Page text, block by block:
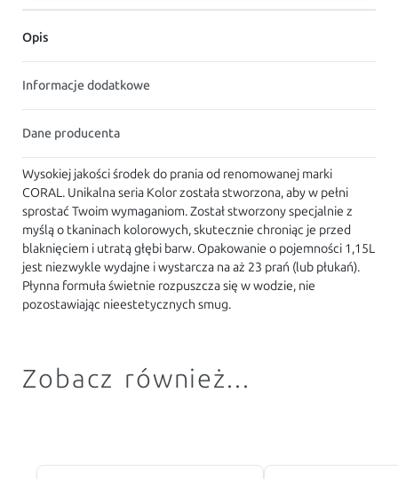
Opis
Informacje dodatkowe
Dane producenta
Wysokiej jakości środek do prania od renomowanej marki
CORAL. Unikalna seria Kolor została stworzona, aby w pełni
sprostać Twoim wymaganiom. Został stworzony specjalnie z
myślą o tkaninach kolorowych, skutecznie chroniąc je przed
blaknięciem i utratą głębi barw. Opakowanie o pojemności 1,15L
jest niezwykle wydajne i wystarcza na aż 23 prań (lub płukań).
Płynna formuła świetnie rozpuszcza się w wodzie, nie
pozostawiając nieestetycznych smug.
Zobacz również...